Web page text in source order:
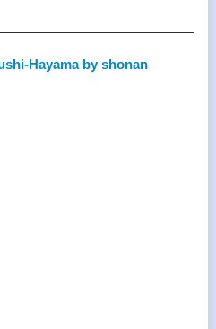
Hayama by shonan